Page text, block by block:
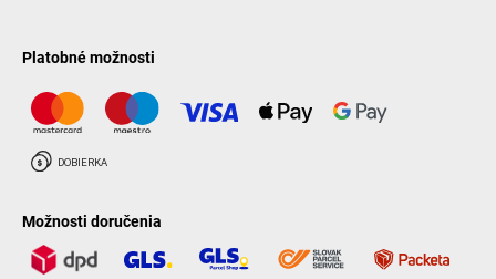
Platobné možnosti
Možnosti doručenia